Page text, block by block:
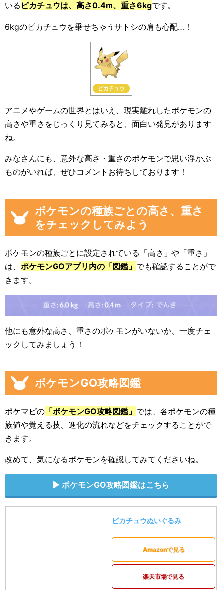
いる ピカチュウは、高さ0.4m、重さ6kgです。
6kgのピカチュウを乗せちゃうサトシの肩も心配…！
ピカチュウ
アニメやゲームの世界とはいえ、現実離れしたポケモンの
高さや重さをじっくり見てみると、面白い発見があります
ね。
みなさんにも、意外な高さ・重さのポケモンで思い浮かぶ
ものがいれば、ぜひコメントお待ちしております！
ポケモンの種族ごとの高さ、重さ
をチェックしてみよう
ポケモンの種族ごとに設定されている「高さ」や「重さ」
は、 ポケモンGOアプリ内の「図鑑」 でも確認することがで
きます。
他にも意外な高さ、重さのポケモンがいないか、一度チェ
ックしてみましょう！
ポケモンGO攻略図鑑
ポケマピの 「ポケモンGO攻略図鑑」 では、各ポケモンの種
族値や覚える技、進化の流れなどをチェックすることがで
きます。
改めて、気になるポケモンを確認してみてくださいね。
ポケモンGO攻略図鑑はこちら
ピカチュウぬいぐるみ
Amazonで見る
楽天市場で見る